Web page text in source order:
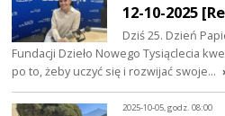
12-10-2025
Dziś 25. Dzień
Fundacji Dzieło Nowego Tysiąclecia
po to, żeby uczyć się i rozwijać swoje…
2025-10-05, godz. 08:00